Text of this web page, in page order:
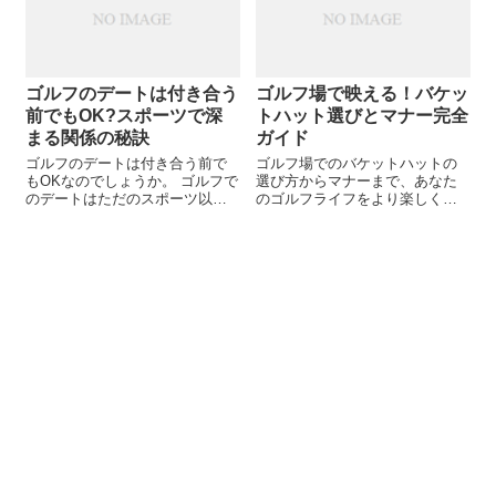
次のレベルへ...
と導く方法を...
ゴルフのデートは付き合う
前でもOK?スポーツで深
まる関係の秘訣
ゴルフのデートは付き合う前で
もOKなのでしょうか。 ゴルフで
のデートはただのスポーツ以上
ゴルフ場で映える！バケッ
トハット選びとマナー完全
ガイド
ゴルフ場でのバケットハットの
選び方からマナーまで、あなた
のゴルフライフをより楽しく、